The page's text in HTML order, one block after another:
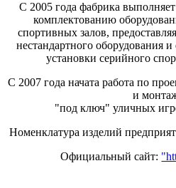
С 2005 года фабрика
комплектованию
спортивных залов,
нестандартного оборудования
установки серийного
С 2007 года начата работа по
и
"под ключ" уличных
Номенклатура изделий
Официальный сайт: